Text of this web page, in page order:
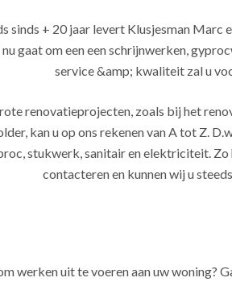
sinds + 20 jaar levert Klusjesman
gaat om een een schrijnwerken,
service &amp; kwaliteit zal u
renovatieprojecten, zoals bij het
kan u op ons rekenen van A tot Z.
stukwerk, sanitair en elektriciteit. Zo
contacteren en kunnen wij u
werken uit te voeren aan uw woning?